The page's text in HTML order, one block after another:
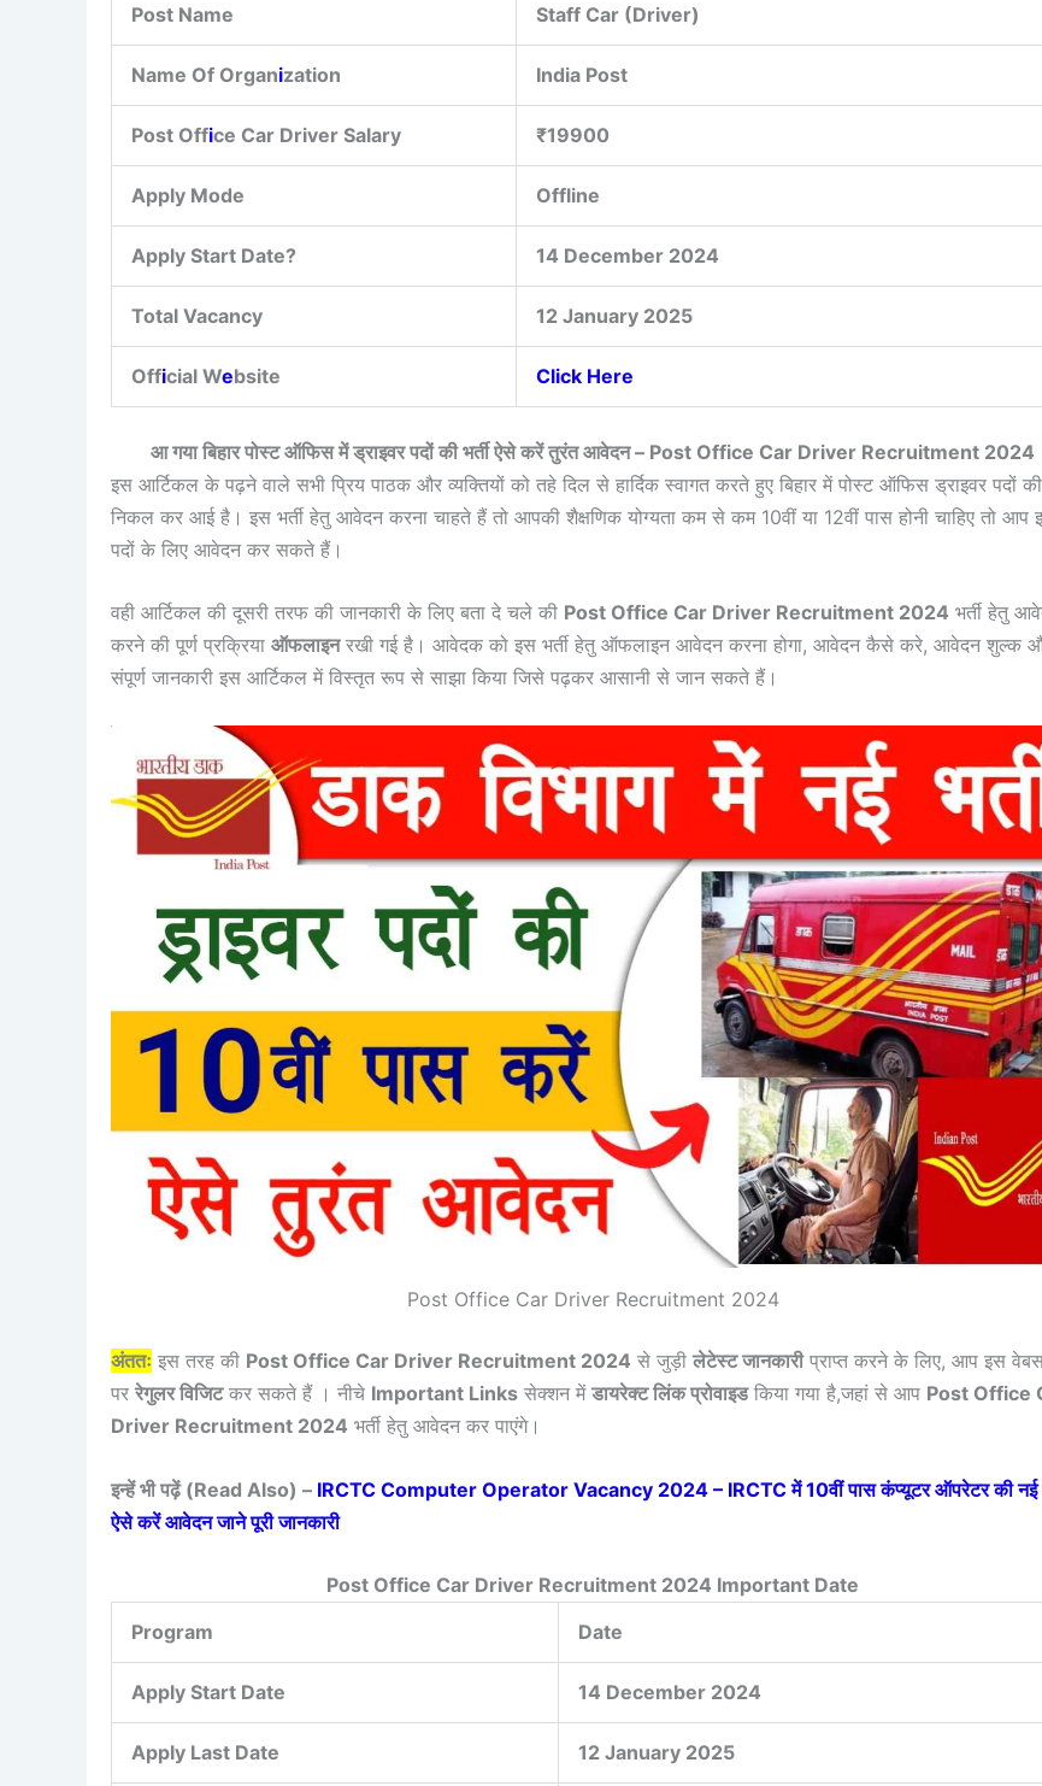
Post Name Staff Car (Driver)
Name Of Organization India Post
Post Office Car Driver Salary ₹19900
Apply Mode Offline
Apply Start Date? 14 December 2024
Total Vacancy 12 January 2025
Official Website Click Here
आ गया बिहार पोस्ट ऑफिस में ड्राइवर पदों की भर्ती ऐसे करें तुरंत आवेदन – Post Office Car Driver Recruitment 2024
इस आर्टिकल के पढ़ने वाले सभी प्रिय पाठक और व्यक्तियों को तहे दिल से हार्दिक स्वागत करते हुए बिहार में पोस्ट ऑफिस ड्राइवर पदों की
निकल कर आई है। इस भर्ती हेतु आवेदन करना चाहते हैं तो आपकी शैक्षणिक योग्यता कम से कम 10वीं या 12वीं पास होनी चाहिए तो आप
पदों के लिए आवेदन कर सकते हैं।
वही आर्टिकल की दूसरी तरफ की जानकारी के लिए बता दे चले की Post Office Car Driver Recruitment 2024 भर्ती हेतु
करने की पूर्ण प्रक्रिया ऑफलाइनरखी गई है। आवेदक को इस भर्ती हेतु ऑफलाइन आवेदन करना होगा, आवेदन कैसे करे, आवेदन शुल्क
संपूर्ण जानकारी इस आर्टिकल में विस्तृत रूप से साझा किया जिसे पढ़कर आसानी से जान सकते हैं।
Post Office Car Driver Recruitment 2024
अंततः इस तरह की Post Office Car Driver Recruitment 2024 से जुड़ी लेटेस्ट जानकारीप्राप्त करने के लिए, आप इस
पर रेगुलर विजिटकर सकते हैं । नीचे Important Links सेक्शन में डायरेक्ट लिंक प्रोवाइडकिया गया है,जहां से आप Post Office
Driver Recruitment 2024 भर्ती हेतु आवेदन कर पाएंगे।
इन्हें भी पढ़ें (Read Also) – IRCTC Computer Operator Vacancy 2024 – IRCTC में 10वीं पास कंप्यूटर ऑपरेटर की नई
ऐसे करें आवेदन जाने पूरी जानकारी
Post Office Car Driver Recruitment 2024 Important Date
Program
Date
Apply Start Date 14 December 2024
Apply Last Date 12 January 2025